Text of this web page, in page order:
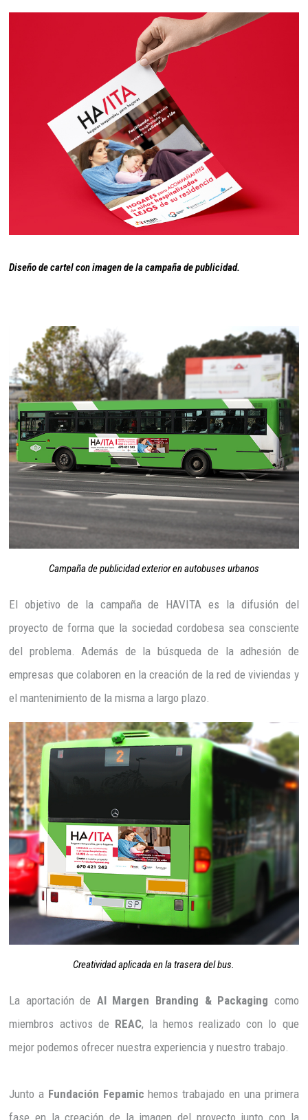
Diseño de cartel con imagen de la campaña de publicidad.
Campaña de publicidad exterior en autobuses urbanos
El objetivo de la campaña de HAVITA es la difusión del
proyecto de forma que la sociedad cordobesa sea consciente
del problema. Además de la búsqueda de la adhesión de
empresas que colaboren en la creación de la red de viviendas y
el mantenimiento de la misma a largo plazo.
Creatividad aplicada en la trasera del bus.
La aportación de Al Margen Branding & Packaging como
miembros activos de REAC, la hemos realizado con lo que
mejor podemos ofrecer nuestra experiencia y nuestro trabajo.
Junto a Fundación Fepamic hemos trabajado en una primera
fase en la creación de la imagen del proyecto junto con la